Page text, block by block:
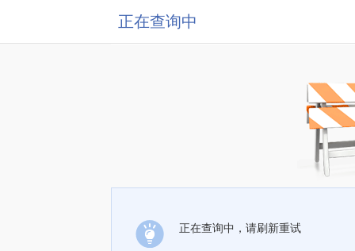
正在查询中
正在查询中，请刷新重试